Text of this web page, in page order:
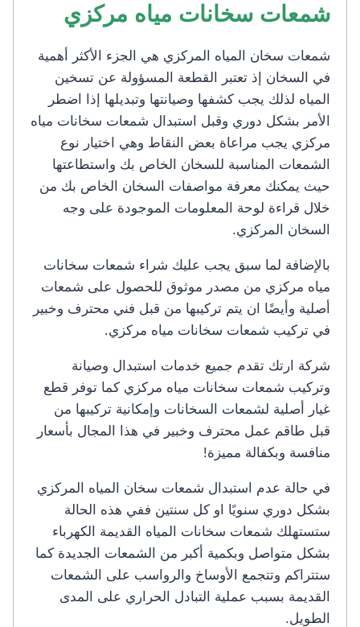
شمعات سخانات مياه مركزي
شمعات سخان المياه المركزي هي الجزء الأكثر أهمية
في السخان إذ تعتبر القطعة المسؤولة عن تسخين
المياه لذلك يجب كشفها وصيانتها وتبديلها إذا اضطر
الأمر بشكل دوري وقبل استبدال شمعات سخانات مياه
مركزي يجب مراعاة بعض النقاط وهي اختيار نوع
الشمعات المناسبة للسخان الخاص بك واستطاعتها
حيث يمكنك معرفة مواصفات السخان الخاص بك من
خلال قراءة لوحة المعلومات الموجودة على وجه
السخان المركزي.
بالإضافة لما سبق يجب عليك شراء شمعات سخانات
مياه مركزي من مصدر موثوق للحصول على شمعات
أصلية وأيضًا ان يتم تركيبها من قبل فني محترف وخبير
في تركيب شمعات سخانات مياه مركزي.
شركة ارتك تقدم جميع خدمات استبدال وصيانة
وتركيب شمعات سخانات مياه مركزي كما توفر قطع
غيار أصلية لشمعات السخانات وإمكانية تركيبها من
قبل طاقم عمل محترف وخبير في هذا المجال بأسعار
منافسة وبكفالة مميزة!
في حالة عدم استبدال شمعات سخان المياه المركزي
بشكل دوري سنويًا او كل سنتين ففي هذه الحالة
ستستهلك شمعات سخانات المياه القديمة الكهرباء
بشكل متواصل وبكمية أكبر من الشمعات الجديدة كما
ستتراكم وتتجمع الأوساخ والرواسب على الشمعات
القديمة بسبب عملية التبادل الحراري على المدى
الطويل.